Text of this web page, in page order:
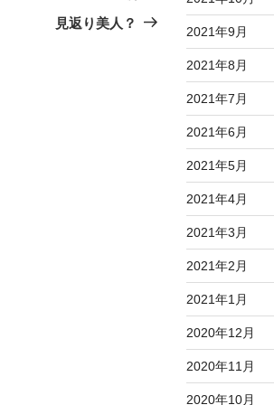
の
見返り美人？
2021年9月
2021年8月
2021年7月
2021年6月
2021年5月
2021年4月
2021年3月
2021年2月
2021年1月
2020年12月
2020年11月
2020年10月